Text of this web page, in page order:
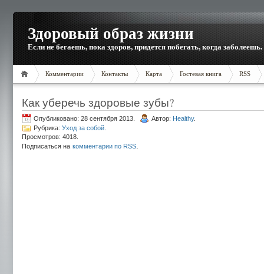
Здоровый образ жизни
Если не бегаешь, пока здоров, придется побегать, когда заболеешь.
Комментарии Контакты Карта Гостевая книга RSS
Как уберечь здоровые зубы?
Опубликовано: 28 сентября 2013. Автор: Healthy.
Рубрика: Уход за собой
Просмотров: 4018.
Подписаться на комментарии по RSS.